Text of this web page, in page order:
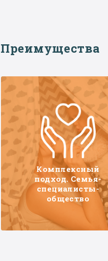
Преимущества
Комплексный
подход. Семья-
специалисты-
общество